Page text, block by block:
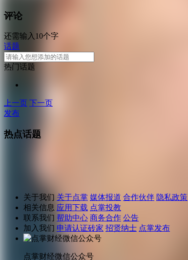
评论
还需输入10个字
话题
热门话题
上一页 下一页
发布
热点话题
关于我们 关于点掌 媒体报道 合作伙伴 隐私政策
相关信息 应用下载 点掌投教
联系我们 帮助中心 商务合作 公告
加入我们 申请认证砖家 招贤纳士 点掌发布
点掌财经微信公众号